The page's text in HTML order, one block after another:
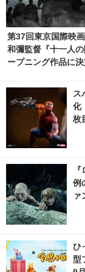
第37回東京国際映
和彌監督『十一人
ープニング作品に決
ス
化
枚
例
ァ
ひ
型